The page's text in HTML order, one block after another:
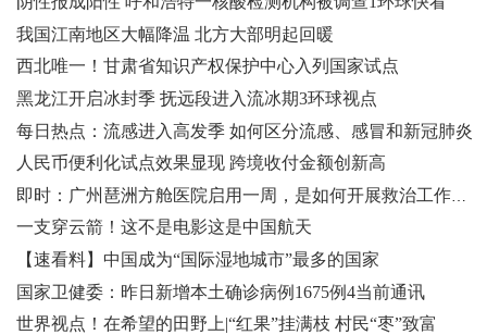
我国江南地区大幅降温 北方大部明起回暖
西北唯一！甘肃省知识产权保护中心入列国家试点
黑龙江开启冰封季 抚远段进入流冰期3环球视点
每日热点：流感进入高发季 如何区分流感、感冒和新冠肺炎
人民币便利化试点效果显现 跨境收付金额创新高
一支穿云箭！这不是电影这是中国航天
【速看料】中国成为“国际湿地城市”最多的国家
国家卫健委：昨日新增本土确诊病例1675例4当前通讯
世界视点！在希望的田野上|“红果”挂满枝 村民“枣”致富